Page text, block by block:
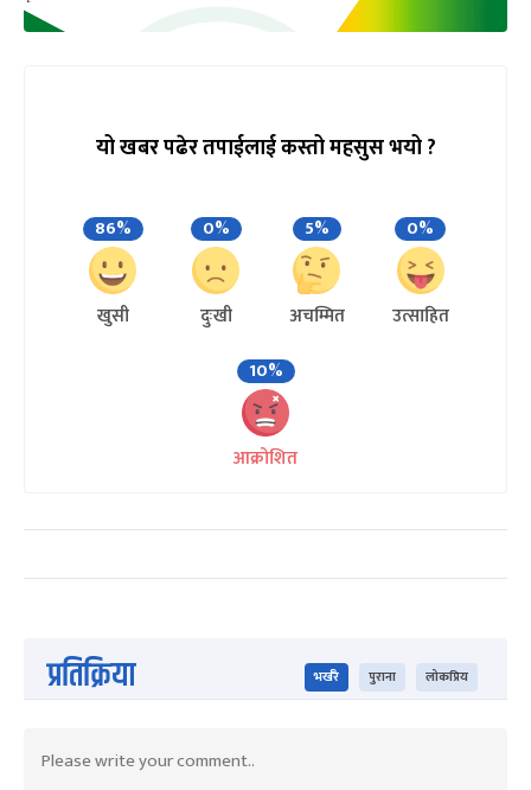
यो खबर पढेर तपाईलाई कस्तो महसुस भयो ?
86%
खुसी
0%
दुःखी
5%
अचम्मित
0%
उत्साहित
10%
आक्रोशित
प्रतिक्रिया भर्खरै पुराना लोकप्रिय